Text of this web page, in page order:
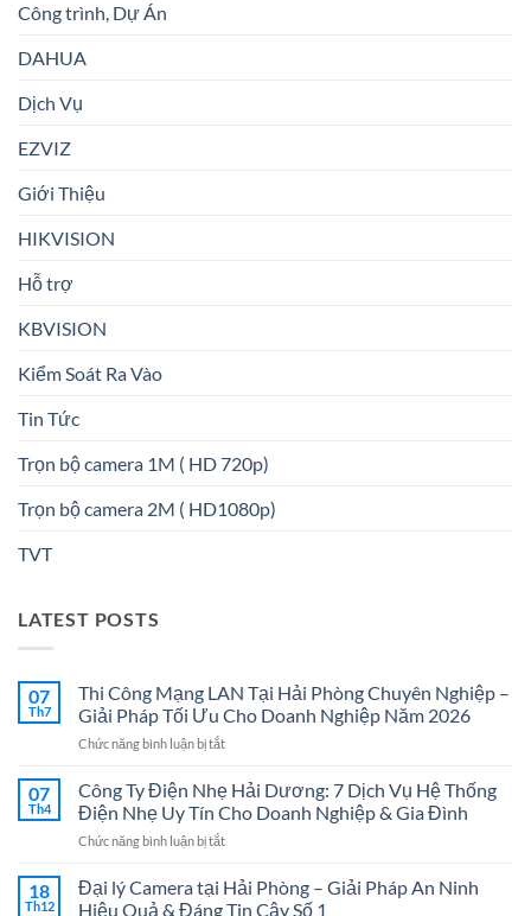
Công trình, Dự Án
DAHUA
Dịch Vụ
EZVIZ
Giới Thiệu
HIKVISION
Hỗ trợ
KBVISION
Kiểm Soát Ra Vào
Tin Tức
Trọn bộ camera 1M ( HD 720p)
Trọn bộ camera 2M ( HD1080p)
TVT
LATEST POSTS
07
Th7
Thi Công Mạng LAN Tại Hải Phòng Chuyên Nghiệp –
Giải Pháp Tối Ưu Cho Doanh Nghiệp Năm 2026
Chức năng bình luận bị tắtở
Công
Mạng
LAN
Tại
Phòng
Chuyên
07
Th4
Công Ty Điện Nhẹ Hải Dương: 7 Dịch Vụ Hệ Thống
Điện Nhẹ Uy Tín Cho Doanh Nghiệp & Gia Đình
Chức năng bình luận bị tắtở
Ty
Điện
18
Th12
Đại lý Camera tại Hải Phòng – Giải Pháp An Ninh
Hiệu Quả & Đáng Tin Cậy Số 1